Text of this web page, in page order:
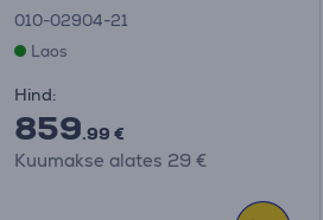
010-02904-21
Laos
Hind:
859.99 €
Kuumakse alates 29 €